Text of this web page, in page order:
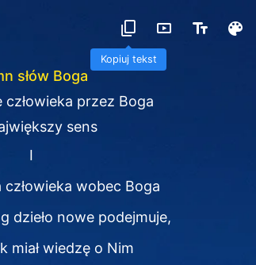
Kopiuj tekst
słów Boga
człowieka przez Boga
sens
I
wobec Boga
dzieło nowe podejmuje,
miał wiedzę o Nim